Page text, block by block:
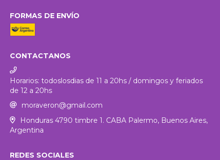
FORMAS DE ENVÍO
CONTACTANOS
Horarios: todoslosdias de 11 a 20hs / domingos y feriados
de 12 a 20hs
moraveron@gmail.com
Honduras 4790 timbre 1. CABA Palermo, Buenos Aires,
Argentina
REDES SOCIALES